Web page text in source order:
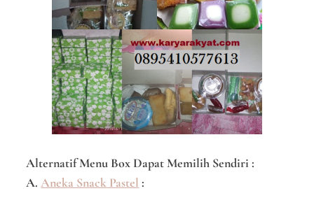
Alternatif Menu Box Dapat Memilih Sendiri :
A.Aneka Snack Pastel :